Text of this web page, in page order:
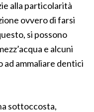
alla particolarità
ovvero di farsi
si possono
e alcuni
ad ammaliare dentici
sottoccosta,